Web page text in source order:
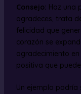
Consejo: Haz una
agradeces, trata
felicidad que
corazón se
agradecimiento
positiva que
Un ejemplo podría